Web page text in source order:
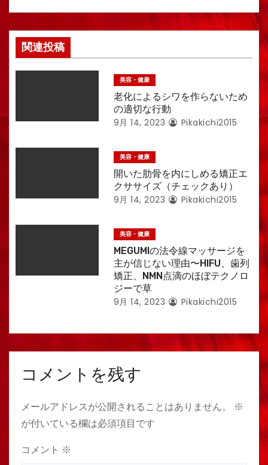
ン
関連投稿
美容・健康
老化によるシワを作らないため
の適切な行動
9月 14, 2023 Pikakichi2015
美容・健康
開いた肋骨を内にしめる矯正エ
クササイズ（チェックあり）
9月 14, 2023 Pikakichi2015
美容・健康
MEGUMIの法令線マッサージを
主が信じない理由〜HIFU、歯列
矯正、NMN点滴のほぼテクノロ
ジーで草
9月 14, 2023 Pikakichi2015
コメントを残す
メールアドレスが公開されることはありません。
※
が付いている欄は必須項目です
コメント ※